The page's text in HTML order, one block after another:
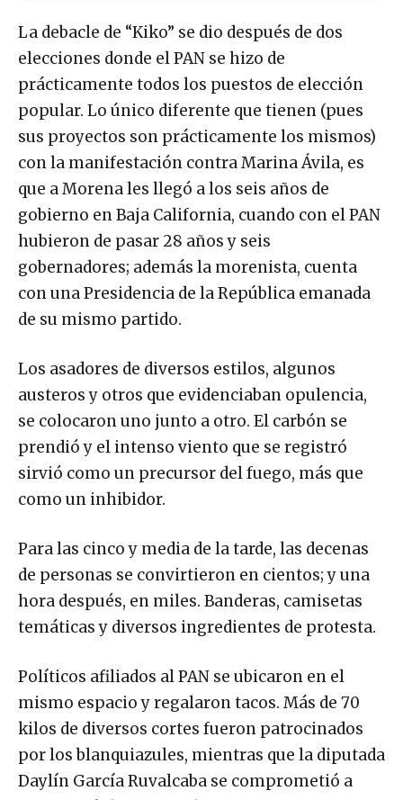
La debacle de “Kiko” se dio después de dos
elecciones donde el PAN se hizo de
prácticamente todos los puestos de elección
popular. Lo único diferente que tienen (pues
sus proyectos son prácticamente los mismos)
con la manifestación contra Marina Ávila, es
que a Morena les llegó a los seis años de
gobierno en Baja California, cuando con el PAN
hubieron de pasar 28 años y seis
gobernadores; además la morenista, cuenta
con una Presidencia de la República emanada
de su mismo partido.
Los asadores de diversos estilos, algunos
austeros y otros que evidenciaban opulencia,
se colocaron uno junto a otro. El carbón se
prendió y el intenso viento que se registró
sirvió como un precursor del fuego, más que
como un inhibidor.
Para las cinco y media de la tarde, las decenas
de personas se convirtieron en cientos; y una
hora después, en miles. Banderas, camisetas
temáticas y diversos ingredientes de protesta.
Políticos afiliados al PAN se ubicaron en el
mismo espacio y regalaron tacos. Más de 70
kilos de diversos cortes fueron patrocinados
por los blanquiazules, mientras que la diputada
Daylín García Ruvalcaba se comprometió a